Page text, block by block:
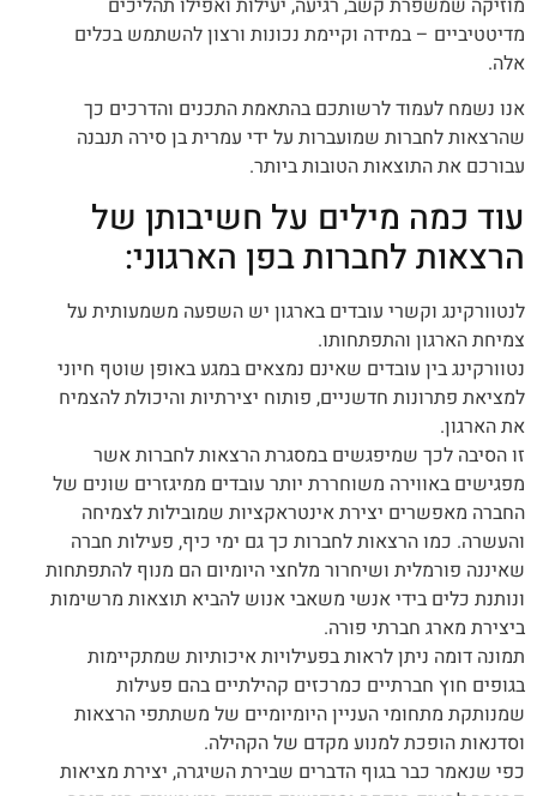
מדיטטיביים – במידה וקיימת נכונות ורצון להשתמש בכלים
אלה.
אנו נשמח לעמוד לרשותכם בהתאמת התכנים והדרכים כך
שהרצאות לחברות שמועברות על ידי עמרית בן סירה תנבנה
עבורכם את התוצאות הטובות ביותר.
עוד כמה מילים על חשיבותן של
הרצאות לחברות בפן הארגוני:
לנטוורקינג וקשרי עובדים בארגון יש השפעה משמעותית על
צמיחת הארגון והתפתחותו.
נטוורקינג בין עובדים שאינם נמצאים במגע באופן שוטף חיוני
למציאת פתרונות חדשניים, פותוח יצירתיות והיכולת להצמיח
את הארגון.
זו הסיבה לכך שמיפגשים במסגרת הרצאות לחברות אשר
מפגישים באווירה משוחררת יותר עובדים ממיגזרים שונים של
החברה מאפשרים יצירת אינטראקציות שמובילות לצמיחה
והעשרה. כמו הרצאות לחברות כך גם ימי כיף, פעילות חברה
שאיננה פורמלית ושיחרור מלחצי היומיום הם מנוף להתפתחות
ונותנת כלים בידי אנשי משאבי אנוש להביא תוצאות מרשימות
ביצירת מארג חברתי פורה.
תמונה דומה ניתן לראות בפעילויות איכותיות שמתקיימות
בגופים חוץ חברתיים כמרכזים קהילתיים בהם פעילות
שמנותקת מתחומי העניין היומיומיים של משתתפי הרצאות
וסדנאות הופכת למנוע מקדם של הקהילה.
כפי שנאמר כבר בגוף הדברים שבירת השיגרה, יצירת מציאות